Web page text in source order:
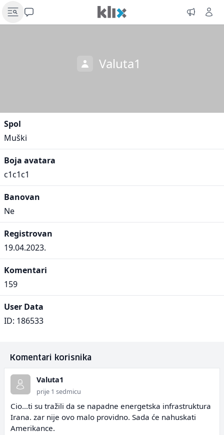
Valuta1
Spol
Muški
Boja avatara
c1c1c1
Banovan
Ne
Registrovan
19.04.2023.
Komentari
159
User Data
ID: 186533
Komentari korisnika
Valuta1
prije 1 sedmicu
Cio...ti su tražili da se napadne energetska infrastruktura
Irana. zar nije ovo malo providno. Sada će nahuskati
Amerikance.